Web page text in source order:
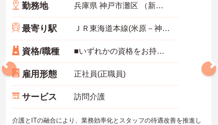
勤務地 兵庫県 神戸市灘区 （新規未定）
最寄り駅 ＪＲ東海道本線(米原－神戸)「六甲道駅」0分
資格/職種 ■いずれかの資格をお持ちの方■介護実務経験がある方■オープンから2-3か月後を目安に、初任者研修の受け入れ可能
雇用形態 正社員(正職員)
サービス 訪問介護
介護とITの融合により、業務効率化とスタッフの待遇改善を推進し